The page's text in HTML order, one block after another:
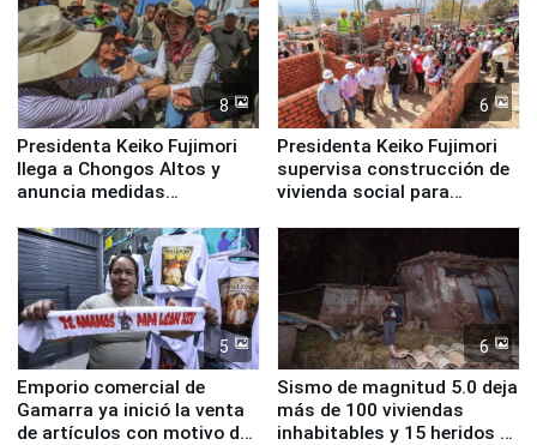
8
Presidenta Keiko Fujimori
llega a Chongos Altos y
anuncia medidas
educación, salud y empleo
6
Presidenta Keiko Fujimori
supervisa construcción de
vivienda social para
5
Emporio comercial de
Gamarra ya inició la venta
de artículos con motivo de
6
Sismo de magnitud 5.0 deja
más de 100 viviendas
inhabitables y 15 heridos en